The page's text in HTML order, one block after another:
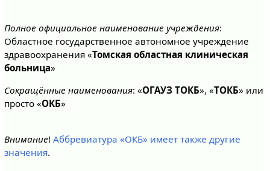
Полное официальное наименование учреждения:
Областное государственное автономное учреждение
здравоохранения «Томская областная клиническая
больница»
Сокращённые наименования: «ОГАУЗ ТОКБ», «ТОКБ» или
просто «ОКБ»
Внимание! Аббревиатура «ОКБ» имеет также другие
значения.